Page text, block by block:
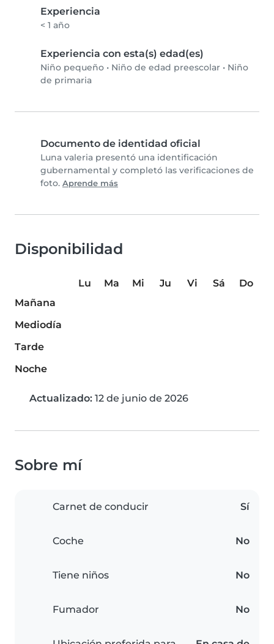
Experiencia
< 1 año
Experiencia con esta(s) edad(es)
Niño pequeño • Niño de edad preescolar • Niño
de primaria
Documento de identidad oficial
Luna valeria presentó una identificación
gubernamental y completó las verificaciones de
foto. Aprende más
Disponibilidad
Lu Ma Mi Ju Vi Sá
Do
Mañana
Mediodía
Tarde
Noche
Actualizado: 12 de junio de 2026
Sobre mí
Carnet de conducir Sí
Coche No
Tiene niños No
Fumador No